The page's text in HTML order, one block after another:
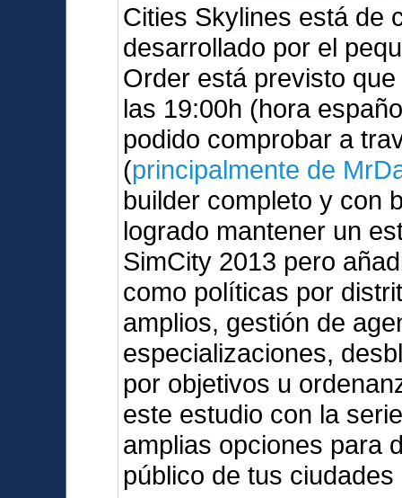
Cities Skylines está de
desarrollado por el
Order está previsto
las 19:00h (hora
podido comprobar a
(principalmente de
builder completo y con
logrado mantener un
SimCity 2013 pero
como políticas por
amplios, gestión de
especializaciones,
por objetivos u
este estudio con la
amplias opciones para
público de tus ciudades